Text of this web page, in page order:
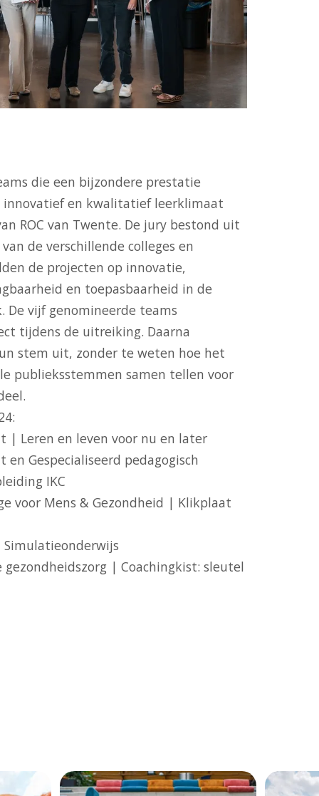
die een bijzondere prestatie
innovatief en kwalitatief leerklimaat
ROC van Twente. De jury bestond uit
de verschillende colleges en
de projecten op innovatie,
en toepasbaarheid in de
De vijf genomineerde teams
tijdens de uitreiking. Daarna
stem uit, zonder te weten hoe het
publieksstemmen samen tellen voor
| Leren en leven voor nu en later
en Gespecialiseerd pedagogisch
IKC
voor Mens & Gezondheid | Klikplaat
Simulatieonderwijs
gezondheidszorg | Coachingkist: sleutel